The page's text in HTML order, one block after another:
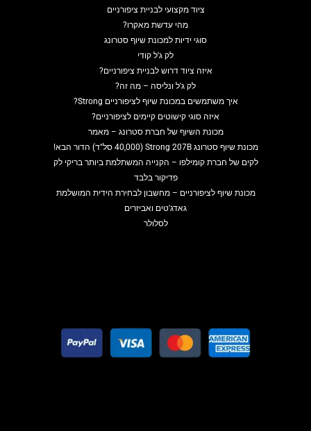
ציוד מקצועי לבניית ציפורניים
מהי עדשת מאקרו?
סוגי ידיות למכונת שיוף סטרונג
לק ג'ל קודי
איזה ציוד דרוש לבניית ציפורניים?
לק ג'ל ונליסה – מה זה?
איך משתמשים במכונת שיוף לציפורניים Strong?
איזה סוגי קישוטים קיימים לציפורניים?
מכונת השיוף של חברת סטרונג – מאמר
מכונת שיוף סטרונג Strong 207B (40,000 סל"ד) הדור הבא!
לקים של חברת קומילפו – הקנייה המשתלמת ביותר בריקי לק
פדיקור בלבד
מכונת שיוף לציפורניים – מחשבון לבחירת הידית המושלמת
גאדג'טים ואביזרים
לסלולר